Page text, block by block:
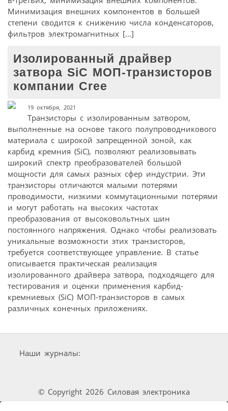
Минимизация внешних компонентов в большей
степени сводится к снижению числа конденсаторов,
фильтров электромагнитных […]
Изолированный драйвер
затвора SiC МОП-транзисторов
компании Cree
19 октября, 2021
Транзисторы с изолированным затвором,
выполненные на основе такого полупроводникового
материала с широкой запрещенной зоной, как
карбид кремния (SiC), позволяют реализовывать
широкий спектр преобразователей большой
мощности для самых разных сфер индустрии. Эти
транзисторы отличаются малыми потерями
проводимости, низкими коммутационными потерями
и могут работать на высоких частотах
преобразования от высоковольтных шин
постоянного напряжения. Однако чтобы реализовать
уникальные возможности этих транзисторов,
требуется соответствующее управление. В статье
описывается практическая реализация
изолированного драйвера затвора, подходящего для
тестирования и оценки применения карбид-
кремниевых (SiC) МОП-транзисторов в самых
различных конечных приложениях.
Наши журналы:
© Copyright 2026 Силовая электроника